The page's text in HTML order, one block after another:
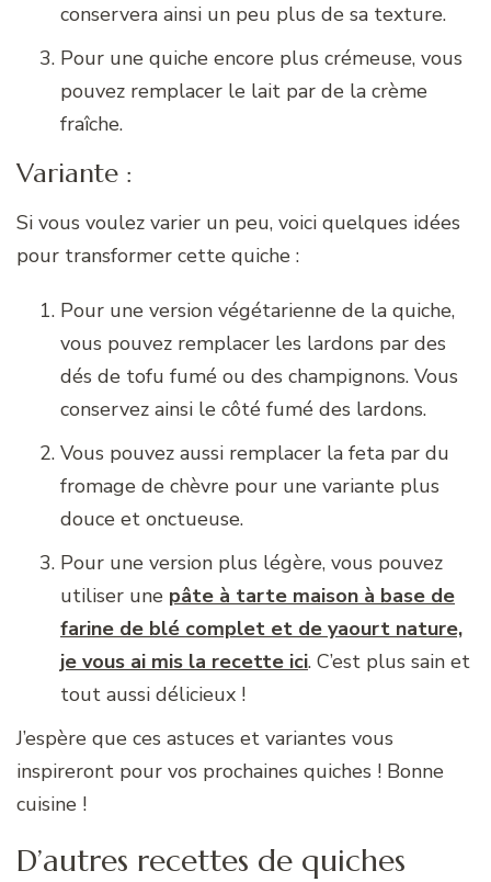
conservera ainsi un peu plus de sa texture.
Pour une quiche encore plus crémeuse, vous
pouvez remplacer le lait par de la crème
fraîche.
Variante :
Si vous voulez varier un peu, voici quelques idées
pour transformer cette quiche :
Pour une version végétarienne de la quiche,
vous pouvez remplacer les lardons par des
dés de tofu fumé ou des champignons. Vous
conservez ainsi le côté fumé des lardons.
Vous pouvez aussi remplacer la feta par du
fromage de chèvre pour une variante plus
douce et onctueuse.
Pour une version plus légère, vous pouvez
utiliser une pâte à tarte maison à base de
farine de blé complet et de yaourt nature,
je vous ai mis la recette ici. C’est plus sain et
tout aussi délicieux !
J’espère que ces astuces et variantes vous
inspireront pour vos prochaines quiches ! Bonne
cuisine !
D’autres recettes de quiches